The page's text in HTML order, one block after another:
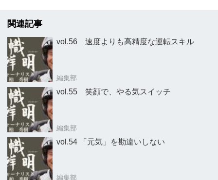
関連記事
vol.56 速度よりも高精度な運転スキル
編集部
vol.55 笑顔で、やる気スイッチ
編集部
vol.54 「元気」を勘違いしない
編集部